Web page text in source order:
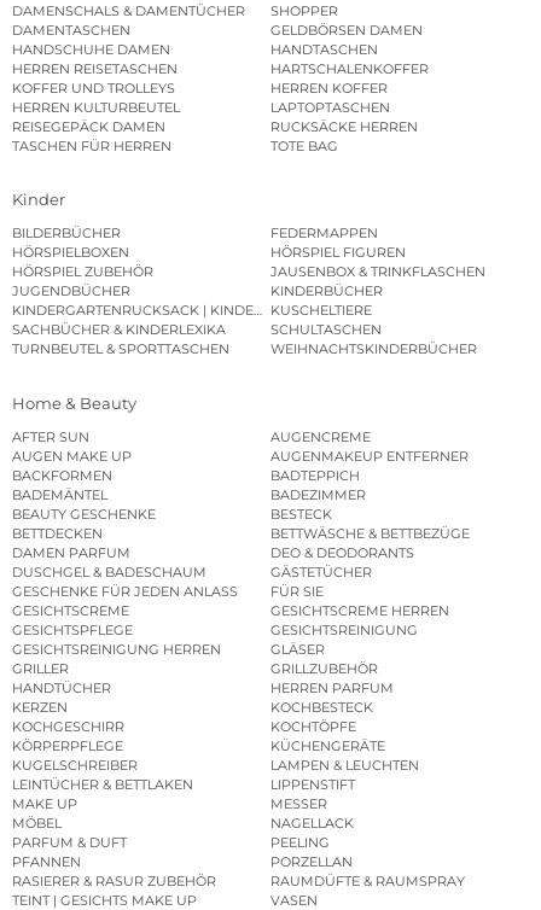
DAMENSCHALS & DAMENTÜCHER
SHOPPER
DAMENTASCHEN
GELDBÖRSEN DAMEN
HANDSCHUHE DAMEN
HANDTASCHEN
HERREN REISETASCHEN
HARTSCHALENKOFFER
KOFFER UND TROLLEYS
HERREN KOFFER
HERREN KULTURBEUTEL
LAPTOPTASCHEN
REISEGEPÄCK DAMEN
RUCKSÄCKE HERREN
TASCHEN FÜR HERREN
TOTE BAG
Kinder
BILDERBÜCHER
FEDERMAPPEN
HÖRSPIELBOXEN
HÖRSPIEL FIGUREN
HÖRSPIEL ZUBEHÖR
JAUSENBOX & TRINKFLASCHEN
JUGENDBÜCHER
KINDERBÜCHER
KINDERGARTENRUCKSACK | KINDERGARTENBEUTEL
KUSCHELTIERE
SACHBÜCHER & KINDERLEXIKA
SCHULTASCHEN
TURNBEUTEL & SPORTTASCHEN
WEIHNACHTSKINDERBÜCHER
Home & Beauty
AFTER SUN
AUGENCREME
AUGEN MAKE UP
AUGENMAKEUP ENTFERNER
BACKFORMEN
BADTEPPICH
BADEMÄNTEL
BADEZIMMER
BEAUTY GESCHENKE
BESTECK
BETTDECKEN
BETTWÄSCHE & BETTBEZÜGE
DAMEN PARFUM
DEO & DEODORANTS
DUSCHGEL & BADESCHAUM
GÄSTETÜCHER
GESCHENKE FÜR JEDEN ANLASS
FÜR SIE
GESICHTSCREME
GESICHTSCREME HERREN
GESICHTSPFLEGE
GESICHTSREINIGUNG
GESICHTSREINIGUNG HERREN
GLÄSER
GRILLER
GRILLZUBEHÖR
HANDTÜCHER
HERREN PARFUM
KERZEN
KOCHBESTECK
KOCHGESCHIRR
KOCHTÖPFE
KÖRPERPFLEGE
KÜCHENGERÄTE
KUGELSCHREIBER
LAMPEN & LEUCHTEN
LEINTÜCHER & BETTLAKEN
LIPPENSTIFT
MAKE UP
MESSER
MÖBEL
NAGELLACK
PARFUM & DUFT
PEELING
PFANNEN
PORZELLAN
RASIERER & RASUR ZUBEHÖR
RAUMDÜFTE & RAUMSPRAY
TEINT | GESICHTS MAKE UP
VASEN